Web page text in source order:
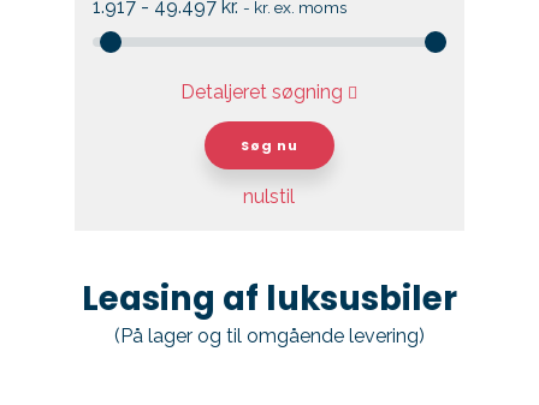
1.917 - 49.497kr. - kr. ex. moms
Detaljeret søgning
Søg nu
nulstil
Leasing af luksusbiler
(På lager og til omgående levering)